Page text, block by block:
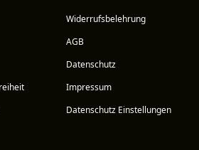
Widerrufsbelehrung
AGB
Datenschutz
Impressum
Datenschutz Einstellungen